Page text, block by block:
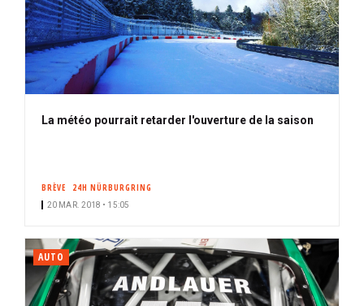
La météo pourrait retarder l'ouverture de la saison
BRÈVE 24H NÜRBURGRING
20 MAR. 2018 • 15:05
AUTO